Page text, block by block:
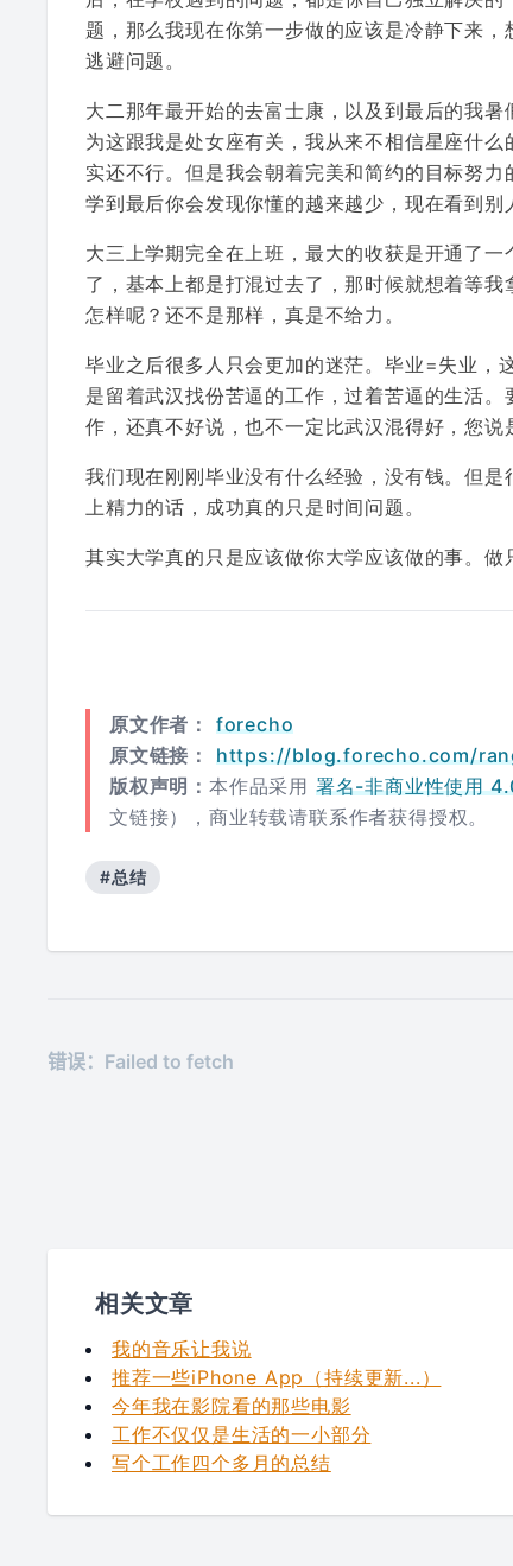
题，那么我现在你第一步做的应该是冷静下来
逃避问题。
大二那年最开始的去富士康，以及到最后的我
为这跟我是处女座有关，我从来不相信星座什
实还不行。但是我会朝着完美和简约的目标努
学到最后你会发现你懂的越来越少，现在看到别
大三上学期完全在上班，最大的收获是开通了
了，基本上都是打混过去了，那时候就想着等
怎样呢？还不是那样，真是不给力。
毕业之后很多人只会更加的迷茫。毕业=失业，
是留着武汉找份苦逼的工作，过着苦逼的生活
作，还真不好说，也不一定比武汉混得好，您说
我们现在刚刚毕业没有什么经验，没有钱。但
上精力的话，成功真的只是时间问题。
其实大学真的只是应该做你大学应该做的事。
原文作者：
forecho
原文链接：
https://blog.forecho.com/
版权声明： 本作品采用 署名-非商业性使用
文链接），商业转载请联系作者获得授权。
#总结
相关文章
我的音乐让我说
推荐一些iPhone App（持续更新...）
今年我在影院看的那些电影
工作不仅仅是生活的一小部分
写个工作四个多月的总结